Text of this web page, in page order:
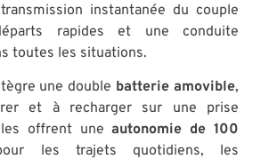
instantanée du couple
rapides et une conduite
toutes les situations.
une double batterie amovible,
et à recharger sur une prise
offrent uneautonomie de 100
les trajets quotidiens, les